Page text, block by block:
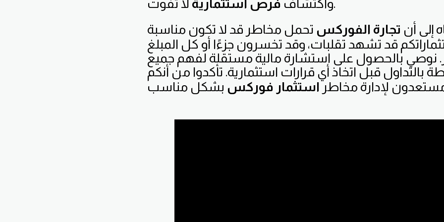
واكتشاف فرص استثمارية
لا تُفوت.
إلى أن تجارة الفوركس تحمل مخاطر قد لا تكون مناسبة
قد تشهد تقلبات، وقد تخسرون جزءًا أو كل المبلغ
نوصي بالحصول على استشارة مالية مستقلة لفهم جميع
بالتداول قبل اتخاذ أي قرارات استثمارية. تأكدوا من أنكم
لإدارة مخاطر استثمار فوركس بشكل مناسب